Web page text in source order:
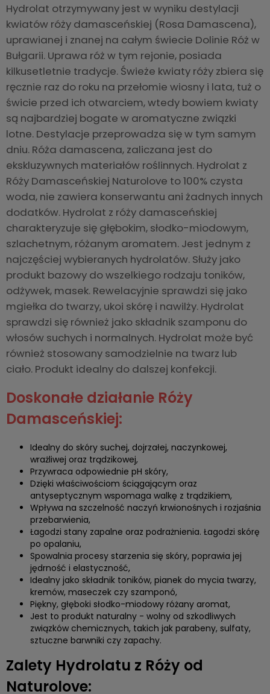
Hydrolat otrzymywany jest w wyniku destylacji
kwiatów róży damasceńskiej (Rosa Damascena),
uprawianej i znanej na całym świecie Dolinie Róż w
Bułgarii. Uprawa róż w tym rejonie, posiada
kilkusetletnie tradycje. Świeże kwiaty róży zbiera się
ręcznie raz do roku na przełomie wiosny i lata, tuż o
świcie przed ich otwarciem, wtedy bowiem kwiaty
są najbardziej bogate w aromatyczne związki
lotne. Destylacje przeprowadza się w tym samym
dniu. Róża damascena, zaliczana jest do
ekskluzywnych materiałów roślinnych. Hydrolat z
Róży Damasceńskiej Naturolove to 100% czysta
woda, nie zawiera konserwantu ani żadnych innych
dodatków. Hydrolat z róży damasceńskiej
charakteryzuje się głębokim, słodko-miodowym,
szlachetnym, różanym aromatem. Jest jednym z
najczęściej wybieranych hydrolatów. Służy jako
produkt bazowy do wszelkiego rodzaju toników,
odżywek, masek. Rewelacyjnie sprawdzi się jako
mgiełka do twarzy, ukoi skórę i nawilży. Hydrolat
sprawdzi się również jako składnik szamponu do
włosów suchych i normalnych. Hydrolat może być
również stosowany samodzielnie na twarz lub
ciało. Produkt idealny do dalszej konfekcji.
Doskonałe działanie Róży
Damasceńskiej:
Idealny do skóry suchej, dojrzałej, naczynkowej,
wrażliwej oraz trądzikowej,
Przywraca odpowiednie pH skóry,
Dzięki właściwościom ściągającym oraz
antyseptycznym wspomaga walkę z trądzikiem,
Wpływa na szczelność naczyń krwionośnych i rozjaśnia
przebarwienia,
Łagodzi stany zapalne oraz podrażnienia. Łagodzi skórę
po opalaniu,
Spowalnia procesy starzenia się skóry, poprawia jej
jędrność i elastyczność,
Idealny jako składnik toników, pianek do mycia twarzy,
kremów, maseczek czy szamponó,
Piękny, głęboki słodko-miodowy różany aromat,
Jest to produkt naturalny - wolny od szkodliwych
związków chemicznych, takich jak parabeny, sulfaty,
sztuczne barwniki czy zapachy.
Zalety Hydrolatu z Róży od
Naturolove: